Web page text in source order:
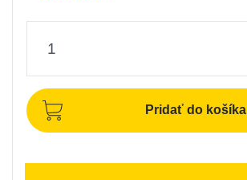
Pridať do košíka